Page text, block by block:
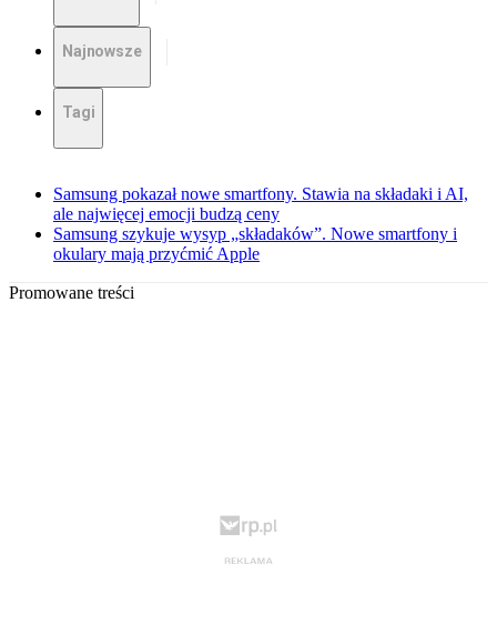
Najnowsze
Tagi
Samsung pokazał nowe smartfony. Stawia na składaki i AI,
ale najwięcej emocji budzą ceny
Samsung szykuje wysyp „składaków”. Nowe smartfony i
okulary mają przyćmić Apple
Promowane treści